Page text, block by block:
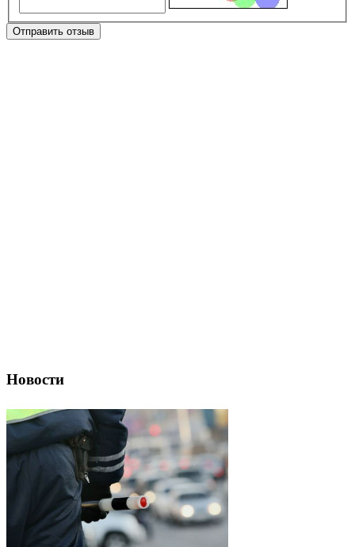
Отправить отзыв
Новости